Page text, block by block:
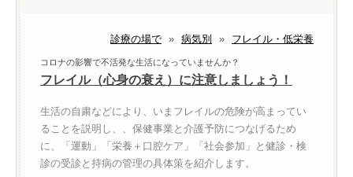
診療の場で » 病気別 » フレイル・低栄養
コロナの影響で不活発な生活になっていませんか？
フレイル（心身の衰え）に注意しましょう！
生活の自粛などにより、いまフレイルの危険が高まってい
ることを説明し、、保健事業と介護予防につなげるため
に、「運動」「栄養＋口腔ケア」「社会参加」と健診・検
診の受診と持病の管理の具体策を紹介します。